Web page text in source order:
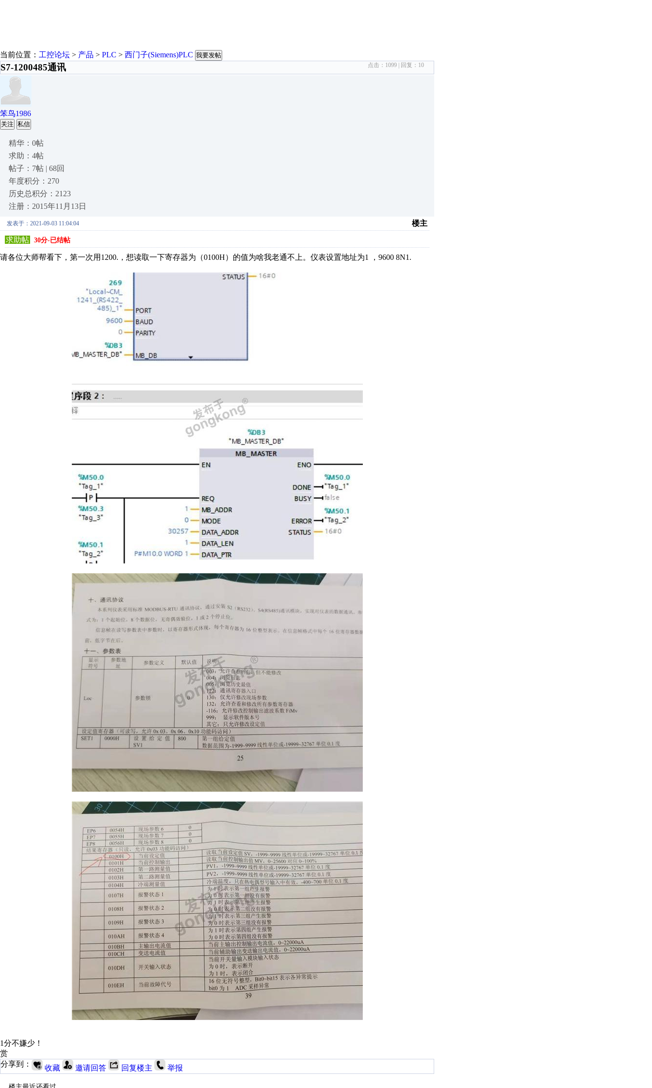
当前位置： 工控论坛 > 产品 > PLC > 西门子(Siemens)PLC 我要发帖
S7-1200485通讯 点击： 1099 | 回复： 10
笨鸟1986
关注 私信
精华：0帖
求助：4帖
帖子：7帖 | 68回
年度积分：270
历史总积分：2123
注册：2015年11月13日
发表于：2021-09-03 11:04:04
楼主
求助帖
30分-已结帖
请各位大师帮看下，第一次用1200.，想读取一下寄存器为（0100H）的值为啥我老通不上。仪表设置地址为1 ，9600 8N1.
1分不嫌少！
赏
分享到：
收藏 邀请回答 回复楼主 举报